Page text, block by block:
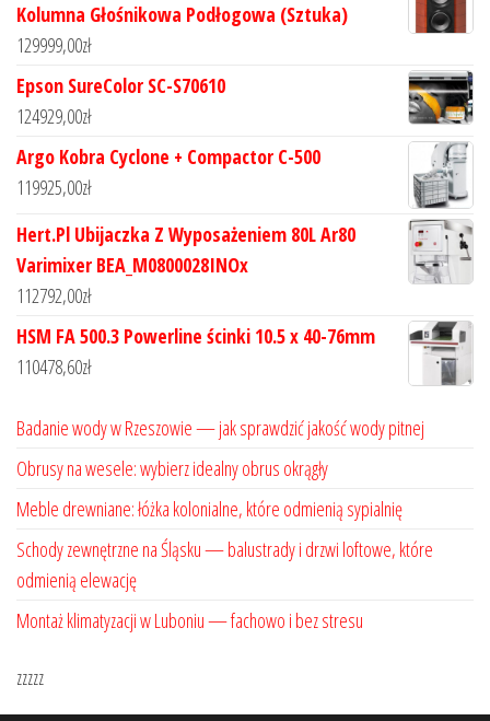
Kolumna Głośnikowa Podłogowa (Sztuka)
129999,00zł
Epson SureColor SC-S70610
124929,00zł
Argo Kobra Cyclone + Compactor C-500
119925,00zł
Hert.Pl Ubijaczka Z Wyposażeniem 80L Ar80
Varimixer BEA_M0800028INOx
112792,00zł
HSM FA 500.3 Powerline ścinki 10.5 x 40-76mm
110478,60zł
Badanie wody w Rzeszowie — jak sprawdzić jakość wody pitnej
Obrusy na wesele: wybierz idealny obrus okrągły
Meble drewniane: łóżka kolonialne, które odmienią sypialnię
Schody zewnętrzne na Śląsku — balustrady i drzwi loftowe, które
odmienią elewację
Montaż klimatyzacji w Luboniu — fachowo i bez stresu
zzzzz